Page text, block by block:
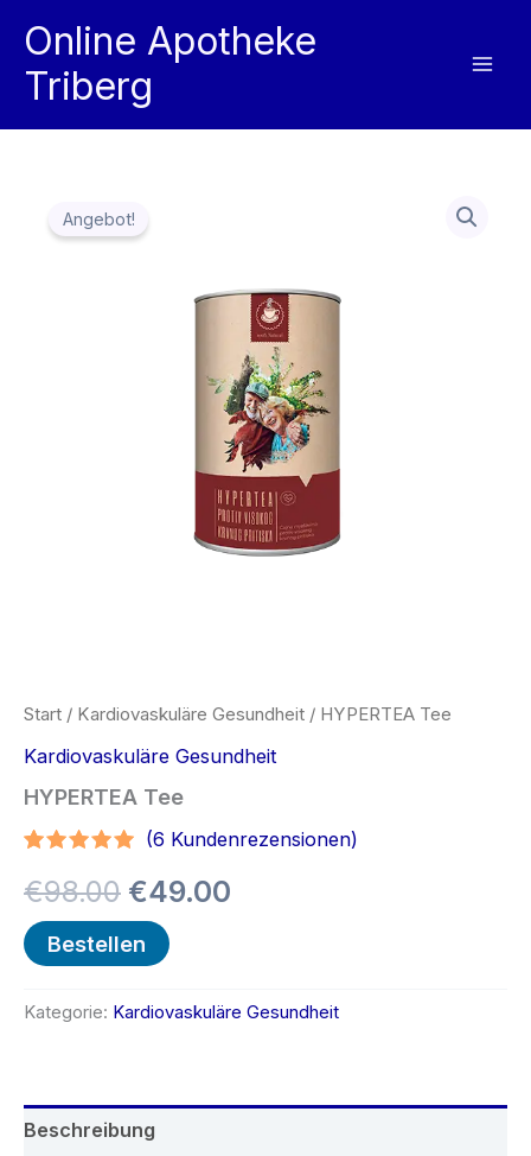
Inhalt
springen
Online Apotheke
Triberg
Angebot!
Start / Kardiovaskuläre Gesundheit / HYPERTEA Tee
Kardiovaskuläre Gesundheit
HYPERTEA Tee
mit 5.00
von 5,
basierend
auf
Kundenbewertungen
(6 Kundenrezensionen)
€98.00 Ursprünglicher
Preis
€49.00
Bestellen
Kategorie: Kardiovaskuläre Gesundheit
Beschreibung